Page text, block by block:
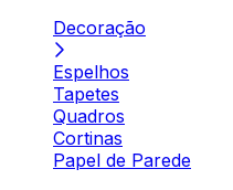
Decoração
Espelhos
Tapetes
Quadros
Cortinas
Papel de Parede